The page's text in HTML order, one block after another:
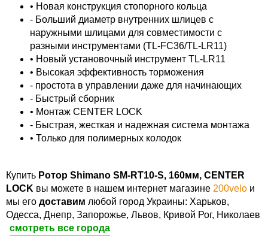
• Новая конструкция стопорного кольца
- Больший диаметр внутренних шлицев с
наружными шлицами для совместимости с
разными инструментами (TL-FC36/TL-LR11)
• Новый установочный инструмент TL-LR11
• Высокая эффективность торможения
- простота в управлении даже для начинающих
- Быстрый сборник
• Монтаж CENTER LOCK
- Быстрая, жесткая и надежная система монтажа
• Только для полимерных колодок
Купить Ротор Shimano SM-RT10-S, 160мм, CENTER
LOCK вы можете в нашем интернет магазине 200velo и
мы его доставим любой город Украины: Харьков,
Одесса, Днепр, Запорожье, Львов, Кривой Рог, Николаев
смотреть все города